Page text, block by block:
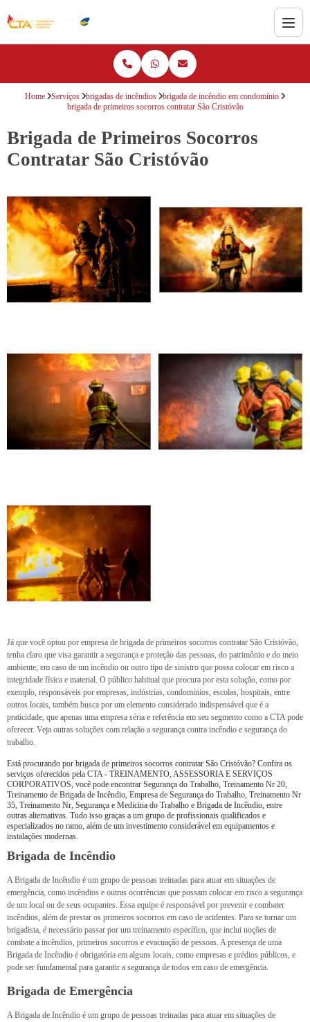
Home Serviços brigadas de incêndios
brigada de incêndio em condomínio
brigada de primeiros socorros contratar São Cristóvão
Brigada de Primeiros Socorros
Contratar São Cristóvão
Já que você optou por empresa de brigada de primeiros socorros contratar São Cristóvão,
tenha claro que visa garantir a segurança e proteção das pessoas, do patrimônio e do meio
ambiente, em caso de um incêndio ou outro tipo de sinistro que possa colocar em risco a
integridade física e material. O público habitual que procura por esta solução, como por
exemplo, responsáveis por empresas, indústrias, condomínios, escolas, hospitais, entre
outros locais, também busca por um elemento considerado indispensável que é a
praticidade, que apenas uma empresa séria e referência em seu segmento como a CTA pode
oferecer. Veja outras soluções com relação a segurança contra incêndio e segurança do
trabalho.
Está procurando por brigada de primeiros socorros contratar São Cristóvão? Confira os
serviços oferecidos pela CTA - TREINAMENTO, ASSESSORIA E SERVIÇOS
CORPORATIVOS, você pode encontrar Segurança do Trabalho, Treinamento Nr 20,
Treinamento de Brigada de Incêndio, Empresa de Segurança do Trabalho, Treinamento Nr
35, Treinamento Nr, Segurança e Medicina do Trabalho e Brigada de Incêndio, entre
outras alternativas. Tudo isso graças a um grupo de profissionais qualificados e
especializados no ramo, além de um investimento considerável em equipamentos e
instalações modernas.
Brigada de Incêndio
A Brigada de Incêndio é um grupo de pessoas treinadas para atuar em situações de
emergência, como incêndios e outras ocorrências que possam colocar em risco a segurança
de um local ou de seus ocupantes. Essa equipe é responsável por prevenir e combater
incêndios, além de prestar os primeiros socorros em caso de acidentes. Para se tornar um
brigadista, é necessário passar por um treinamento específico, que inclui noções de
combate a incêndios, primeiros socorros e evacuação de pessoas. A presença de uma
Brigada de Incêndio é obrigatória em alguns locais, como empresas e prédios públicos, e
pode ser fundamental para garantir a segurança de todos em caso de emergência.
Brigada de Emergência
A Brigada de Incêndio é um grupo de pessoas treinadas para atuar em situações de